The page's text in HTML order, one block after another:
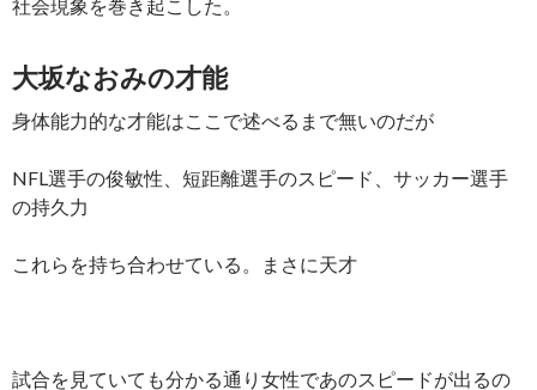
社会現象を巻き起こした。
大坂なおみの才能
身体能力的な才能はここで述べるまで無いのだが
NFL選手の俊敏性、短距離選手のスピード、サッカー選手
の持久力
これらを持ち合わせている。まさに天才
試合を見ていても分かる通り女性であのスピードが出るの